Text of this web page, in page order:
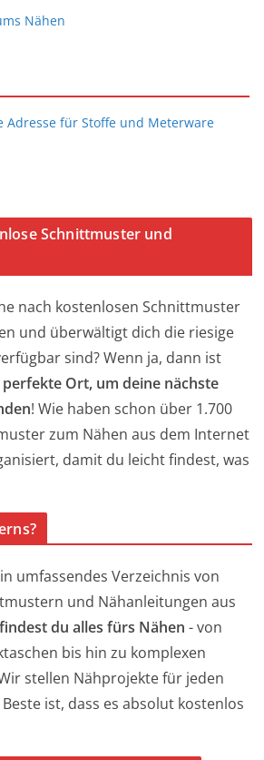
Nähen
Schnittmuster und
nach kostenlosen Schnittmuster
und überwältigt dich die riesige
sind? Wenn ja, dann ist
Ort, um deine nächste
! Wie haben schon über 1.700
zum Nähen aus dem Internet
damit du leicht findest, was
umfassendes Verzeichnis von
und Nähanleitungen aus
du alles fürs Nähen - von
bis hin zu komplexen
stellen Nähprojekte für jeden
ist, dass es absolut kostenlos